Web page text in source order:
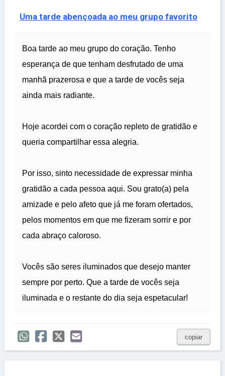
Uma tarde abençoada ao meu grupo favorito
Boa tarde ao meu grupo do coração. Tenho
esperança de que tenham desfrutado de uma
manhã prazerosa e que a tarde de vocês seja
ainda mais radiante.
Hoje acordei com o coração repleto de gratidão e
queria compartilhar essa alegria.
Por isso, sinto necessidade de expressar minha
gratidão a cada pessoa aqui. Sou grato(a) pela
amizade e pelo afeto que já me foram ofertados,
pelos momentos em que me fizeram sorrir e por
cada abraço caloroso.
Vocês são seres iluminados que desejo manter
sempre por perto. Que a tarde de vocês seja
iluminada e o restante do dia seja espetacular!
copiar